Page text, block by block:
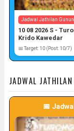
Jadwal Jathilan
10 08 2026 S -
Krido Kawedar
📅 Target: 10 (Post: 10/7)
JADWAL
📅